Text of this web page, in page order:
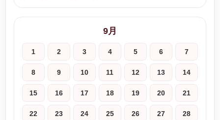
9月
1 2 3 4 5 6 7
8 9 10 11 12 13 14
15 16 17 18 19 20 21
22 23 24 25 26 27 28